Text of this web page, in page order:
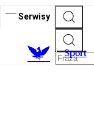
Serwisy
Sport